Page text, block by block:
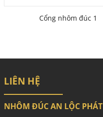
Cổng nhôm đúc 1
LIÊN HỆ
NHÔM ĐÚC AN LỘC PHÁT